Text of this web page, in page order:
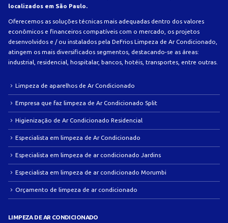
localizados em São Paulo.
Oferecemos as soluções técnicas mais adequadas dentro dos valores
econômicos e financeiros compatíveis com o mercado, os projetos
desenvolvidos e / ou instalados pela DeFrios Limpeza de Ar Condicionado,
atingem os mais diversificados segmentos, destacando-se as áreas:
industrial, residencial, hospitalar, bancos, hotéis, transportes, entre outras.
Limpeza de aparelhos de Ar Condicionado
Empresa que faz limpeza de Ar Condicionado Split
Higienização de Ar Condicionado Residencial
Especialista em limpeza de Ar Condicionado
Especialista em limpeza de ar condicionado Jardins
Especialista em limpeza de ar condicionado Morumbi
Orçamento de limpeza de ar condicionado
LIMPEZA DE AR CONDICIONADO